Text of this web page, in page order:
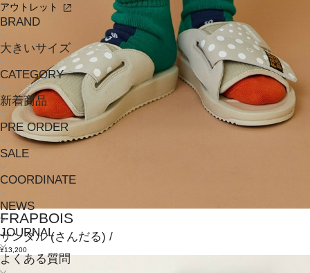
アウトレット
BRAND
大きいサイズ
CATEGORY
新着商品
PRE ORDER
SALE
COORDINATE
NEWS
JOURNAL
よくある質問
FRAPBOIS
サンダル(さんだる) /
¥13,200